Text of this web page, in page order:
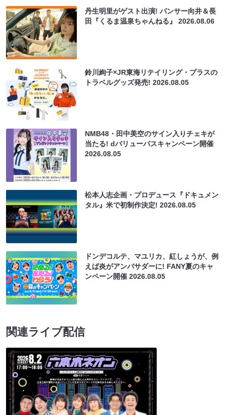
丹生明里がゲスト出演! パンサー向井＆長
田『くるま温泉ちゃんねる』2026.08.06
鈴川絢子×JR東海リテイリング・プラスの
トラベルグッズ発売!2026.08.05
NMB48・田中美空のサイン入りチェキが
当たる! dバリューパスキャンペーン開催
2026.08.05
松本人志企画・プロデュース『ドキュメン
タル』米で初制作決定!2026.08.05
ドンデコルテ、マユリカ、紅しょうが、例
えば炎がアンバサダーに! FANY夏のキャ
ンペーン開催2026.08.05
関連ライブ配信